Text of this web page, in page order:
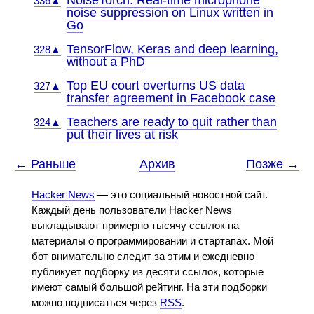
noise suppression on Linux written in
Go
328▲
TensorFlow, Keras and deep learning,
without a PhD
327▲
Top EU court overturns US data
transfer agreement in Facebook case
324▲
Teachers are ready to quit rather than
put their lives at risk
← Раньше Архив Позже →
Hacker News — это социальный новостной сайт.
Каждый день пользователи Hacker News
выкладывают примерно тысячу ссылок на
материалы о программировании и стартапах. Мой
бот внимательно следит за этим и ежедневно
публикует подборку из десяти ссылок, которые
имеют самый большой рейтинг. На эти подборки
можно подписаться через RSS.